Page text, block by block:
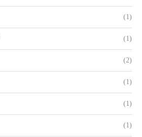
(1)
(1)
(2)
(1)
(1)
(1)